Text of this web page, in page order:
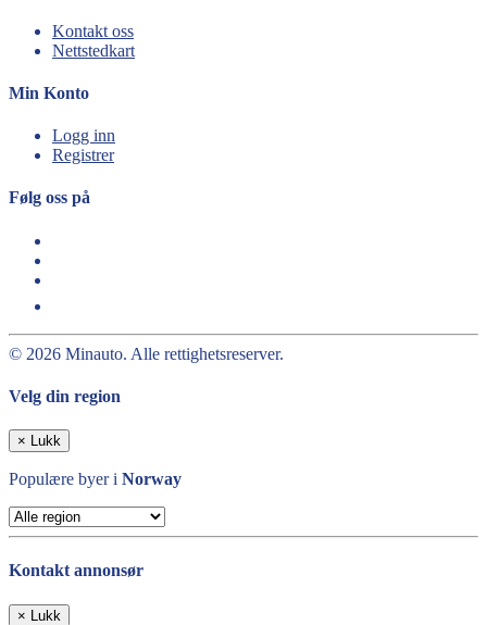
Kontakt oss
Nettstedkart
Min Konto
Logg inn
Registrer
Følg oss på
© 2026 Minauto. Alle rettighetsreserver.
Velg din region
× Lukk
Populære byer i Norway
Kontakt annonsør
× Lukk